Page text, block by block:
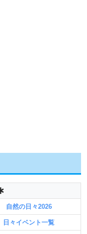
自然の日々2026
日々イベント一覧